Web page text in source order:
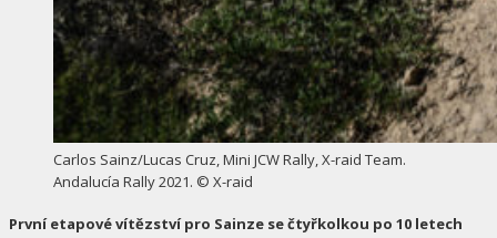
Carlos Sainz/Lucas Cruz, Mini JCW Rally, X-raid Team.
Andalucía Rally 2021. © X-raid
První etapové vítězství pro Sainze se čtyřkolkou po 10 letech